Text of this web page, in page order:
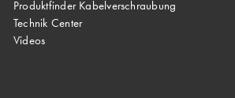
Produktfinder Kabelverschraubung
Technik Center
Videos